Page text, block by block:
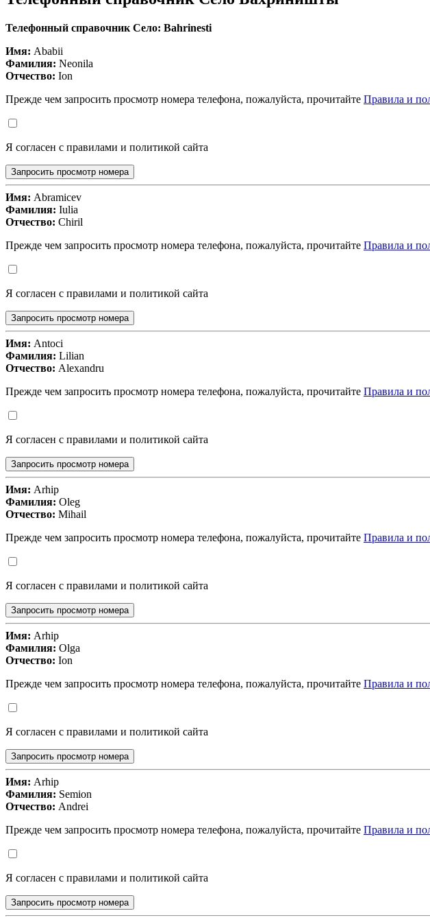
Телефонный справочник Село: Bahrinesti
Имя: Ababii
Фамилия: Neonila
Отчество: Ion
Прежде чем запросить просмотр номера телефона, пожалуйста, прочитайте Правила и
Я согласен с правилами и политикой сайта
Запросить просмотр номера
Имя: Abramicev
Фамилия: Iulia
Отчество: Chiril
Прежде чем запросить просмотр номера телефона, пожалуйста, прочитайте Правила и
Я согласен с правилами и политикой сайта
Запросить просмотр номера
Имя: Antoci
Фамилия: Lilian
Отчество: Alexandru
Прежде чем запросить просмотр номера телефона, пожалуйста, прочитайте Правила и
Я согласен с правилами и политикой сайта
Запросить просмотр номера
Имя: Arhip
Фамилия: Oleg
Отчество: Mihail
Прежде чем запросить просмотр номера телефона, пожалуйста, прочитайте Правила и
Я согласен с правилами и политикой сайта
Запросить просмотр номера
Имя: Arhip
Фамилия: Olga
Отчество: Ion
Прежде чем запросить просмотр номера телефона, пожалуйста, прочитайте Правила и
Я согласен с правилами и политикой сайта
Запросить просмотр номера
Имя: Arhip
Фамилия: Semion
Отчество: Andrei
Прежде чем запросить просмотр номера телефона, пожалуйста, прочитайте Правила и
Я согласен с правилами и политикой сайта
Запросить просмотр номера